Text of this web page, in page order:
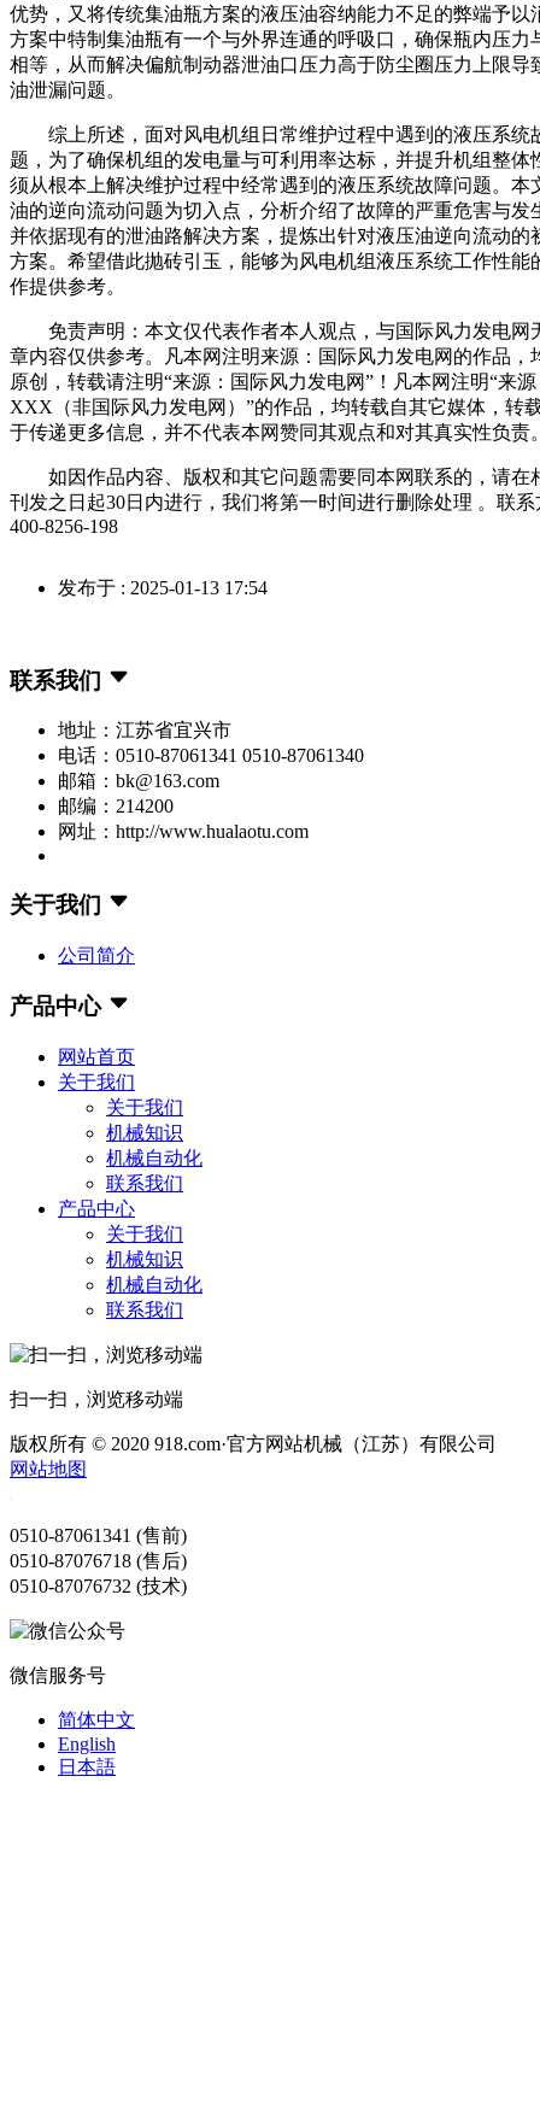
优势，又将传统集油瓶方案的液压油容纳能力不足的弊端予以
方案中特制集油瓶有一个与外界连通的呼吸口，确保瓶内压力
相等，从而解决偏航制动器泄油口压力高于防尘圈压力上限导
油泄漏问题。
综上所述，面对风电机组日常维护过程中遇到的液压系统
题，为了确保机组的发电量与可利用率达标，并提升机组整体
须从根本上解决维护过程中经常遇到的液压系统故障问题。本
油的逆向流动问题为切入点，分析介绍了故障的严重危害与发
并依据现有的泄油路解决方案，提炼出针对液压油逆向流动的
方案。希望借此抛砖引玉，能够为风电机组液压系统工作性能
作提供参考。
免责声明：本文仅代表作者本人观点，与国际风力发电网
章内容仅供参考。凡本网注明来源：国际风力发电网的作品，
原创，转载请注明“来源：国际风力发电网”！凡本网注明“来
XXX（非国际风力发电网）”的作品，均转载自其它媒体，转
于传递更多信息，并不代表本网赞同其观点和对其真实性负责
如因作品内容、版权和其它问题需要同本网联系的，请在
刊发之日起30日内进行，我们将第一时间进行删除处理 。联系
400-8256-198
发布于 : 2025-01-13 17:54
联系我们
地址：江苏省宜兴市
电话：0510-87061341 0510-87061340
邮箱：bk@163.com
邮编：214200
网址：http://www.hualaotu.com
关于我们
公司简介
产品中心
网站首页
关于我们
关于我们
机械知识
机械自动化
联系我们
产品中心
关于我们
机械知识
机械自动化
联系我们
扫一扫，浏览移动端
版权所有 © 2020 918.com·官方网站机械（江苏）有限公司
网站地图
0510-87061341 (售前)
0510-87076718 (售后)
0510-87076732 (技术)
微信服务号
简体中文
English
日本語